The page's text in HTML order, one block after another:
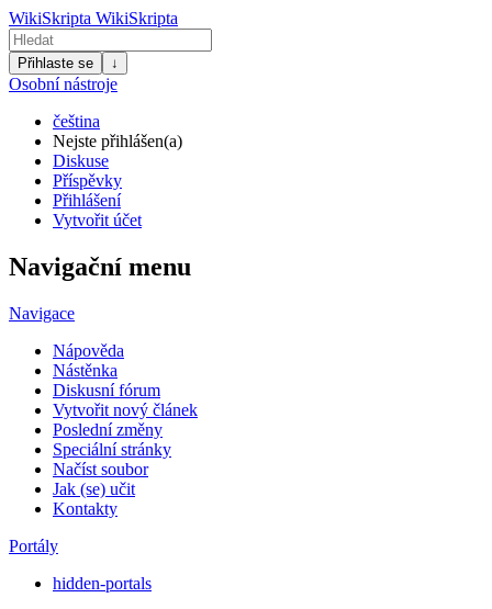
WikiSkripta WikiSkripta
Přihlaste se ↓
Osobní nástroje
čeština
Nejste přihlášen(a)
Diskuse
Příspěvky
Přihlášení
Vytvořit účet
Navigační menu
Navigace
Nápověda
Nástěnka
Diskusní fórum
Vytvořit nový článek
Poslední změny
Speciální stránky
Načíst soubor
Jak (se) učit
Kontakty
Portály
hidden-portals